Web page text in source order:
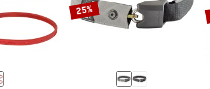
25%